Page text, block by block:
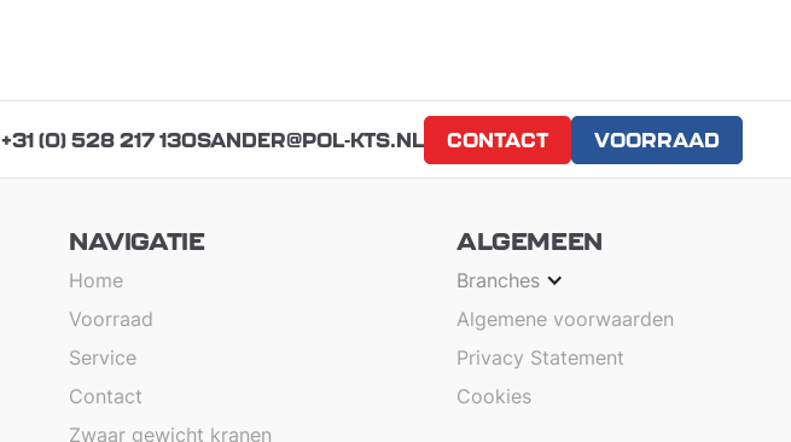
+31 (0) 528 217 130SANDER@POL-KTS.NL CONTACT VOORRAAD
NAVIGATIE
Home
Voorraad
Service
Contact
Zwaar gewicht kranen
ALGEMEEN
Branches
Algemene voorwaarden
Privacy Statement
Cookies